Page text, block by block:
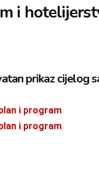
i
prikaz cijelog
i program
i program